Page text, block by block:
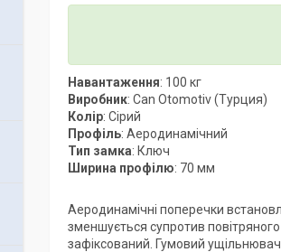
Навантаження: 100 кг
Виробник: Can Otomotiv (Турция)
Колір: Сірий
Профіль: Аеродинамічний
Тип замка: Ключ
Ширина профілю: 70 мм
Аеродинамічні поперечки
зменшується супротив
зафіксований. Гумовий